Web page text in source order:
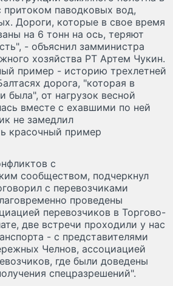
притоком паводковых вод,
Дороги, которые в свое время
на 6 тонн на ось, теряют
- объяснил замминистра
хозяйства РТ Артем Чукин.
пример - историю трехлетней
дорога, "которая в
была", от нагрузок весной
вместе с ехавшими по ней
не замедлил
красочный пример
с
сообществом, подчеркнул
с перевозчиками
проведены
перевозчиков в Торгово-
две встречи проходили у нас
- с представителями
Челнов, ассоциацией
где были доведены
спецразрешений".